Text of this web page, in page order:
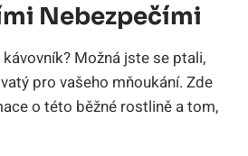
Nebezpečími
Možná jste se ptali,
pro vašeho mňoukání. Zde
o této běžné rostlině a tom,